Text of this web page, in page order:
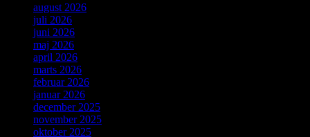
august 2026
juli 2026
juni 2026
maj 2026
april 2026
marts 2026
februar 2026
januar 2026
december 2025
november 2025
oktober 2025